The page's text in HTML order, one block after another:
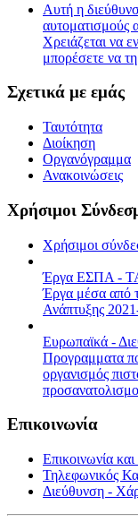
Αυτή η
αυτοματισμούς
Χρειάζεται να
μπορέσετε να τη
Σχετικά με εμάς
Ταυτότητα
Διοίκηση
Οργανόγραμμα
Ανακοινώσεις
Χρήσιμοι
Χρήσιμοι
Έργα ΕΣΠΑ -
Έργα μέσα από
Ανάπτυξης
Ευρωπαϊκά -
Προγραμματα
οργανισμός
Επικοινωνία
Επικοινωνία
Τηλεφωνικός
Διεύθυνση -